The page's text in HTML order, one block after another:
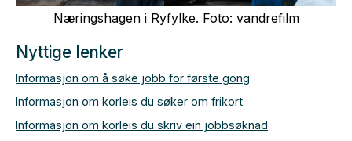
Næringshagen i Ryfylke. Foto: vandrefilm
Nyttige lenker
Informasjon om å søke jobb for første gong
Informasjon om korleis du søker om frikort
Informasjon om korleis du skriv ein jobbsøknad